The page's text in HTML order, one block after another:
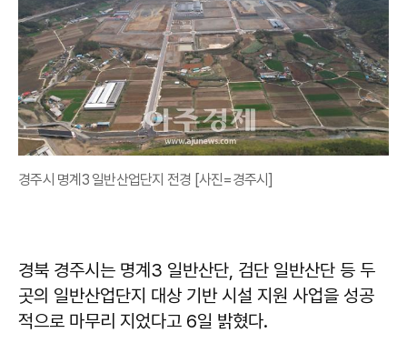
경주시 명계3 일반산업단지 전경 [사진=경주시]
경북 경주시는 명계3 일반산단, 검단 일반산단 등 두
곳의 일반산업단지 대상 기반 시설 지원 사업을 성공
적으로 마무리 지었다고 6일 밝혔다.